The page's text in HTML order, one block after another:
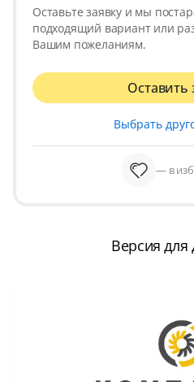
Оставьте заявку и мы
подходящий вариант или
Вашим пожеланиям.
Оставить
Выбрать
— в
Версия для